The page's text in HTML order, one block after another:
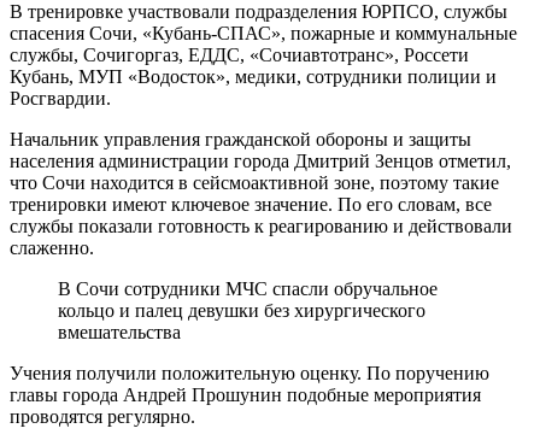
В тренировке участвовали подразделения ЮРПСО, службы
спасения Сочи, «Кубань-СПАС», пожарные и коммунальные
службы, Сочигоргаз, ЕДДС, «Сочиавтотранс», Россети
Кубань, МУП «Водосток», медики, сотрудники полиции и
Росгвардии.
Начальник управления гражданской обороны и защиты
населения администрации города Дмитрий Зенцов отметил,
что Сочи находится в сейсмоактивной зоне, поэтому такие
тренировки имеют ключевое значение. По его словам, все
службы показали готовность к реагированию и действовали
слаженно.
В Сочи сотрудники МЧС спасли обручальное
кольцо и палец девушки без хирургического
вмешательства
Учения получили положительную оценку. По поручению
главы города Андрей Прошунин подобные мероприятия
проводятся регулярно.